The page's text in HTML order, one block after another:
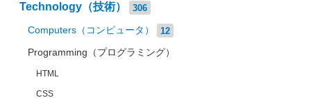
Technology（技術） 306
Computers（コンピュータ） 12
Programming（プログラミング）
HTML
CSS